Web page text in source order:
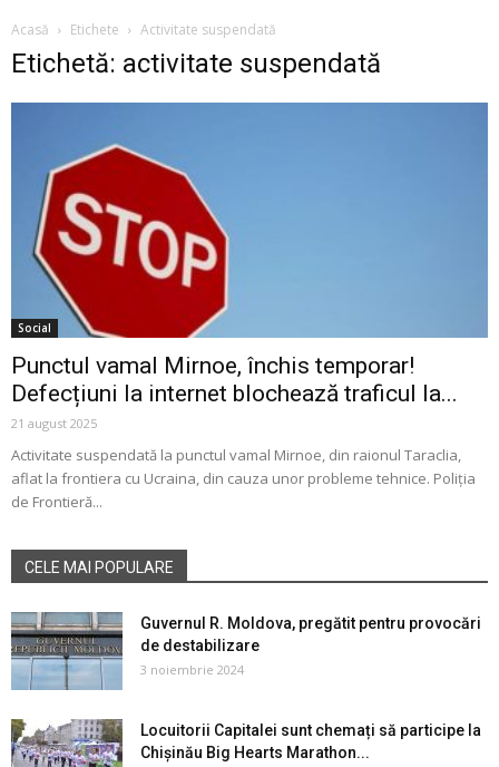
Acasă Etichete Activitate suspendată
Etichetă: activitate suspendată
Social
Punctul vamal Mirnoe, închis temporar!
Defecțiuni la internet blochează traficul la...
21 august 2025
Activitate suspendată la punctul vamal Mirnoe, din raionul Taraclia,
aflat la frontiera cu Ucraina, din cauza unor probleme tehnice. Poliția
de Frontieră...
CELE MAI POPULARE
Guvernul R. Moldova, pregătit pentru provocări
de destabilizare
3 noiembrie 2024
Locuitorii Capitalei sunt chemați să participe la
Chișinău Big Hearts Marathon...